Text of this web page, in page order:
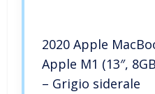
2020 Apple
Apple M1 (13″,
– Grigio siderale